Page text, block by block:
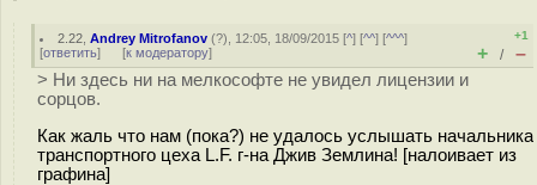
2.22 ,Andrey Mitrofanov (?), 12:05, 18/09/2015 [^] [^^] [^^^]
[ответить] [к модератору]
+1
+ / –
> Ни здесь ни на мелкософте не увидел лицензии и
сорцов.
Как жаль что нам (пока?) не удалось услышать начальника
транспортного цеха L.F. г-на Джив Землина! [налоивает из
графина]